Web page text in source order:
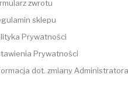
zwrotu
sklepu
Prywatności
Prywatności
dot. zmiany